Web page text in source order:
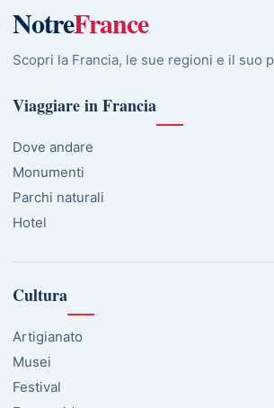
NotreFrance
Scopri la Francia, le sue regioni e il suo
Viaggiare in Francia
Dove andare
Monumenti
Parchi naturali
Hotel
Cultura
Artigianato
Musei
Festival